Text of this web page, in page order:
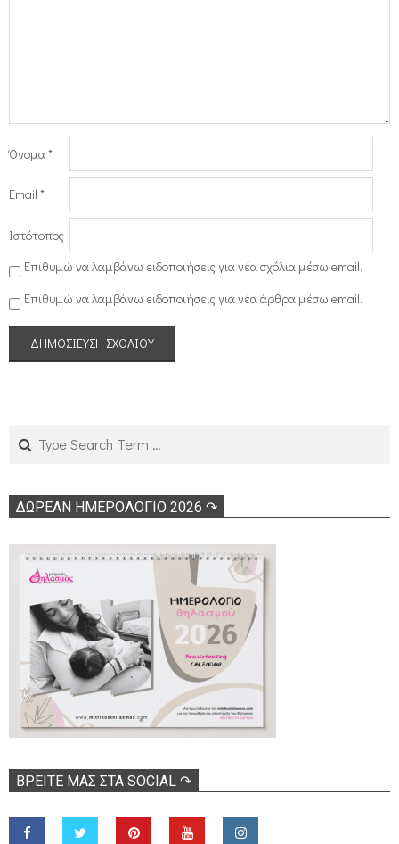
Όνομα *
Email *
Ιστότοπος
Επιθυμώ να λαμβάνω ειδοποιήσεις για νέα σχόλια μέσω email.
Επιθυμώ να λαμβάνω ειδοποιήσεις για νέα άρθρα μέσω email.
ΔΩΡΕΑΝ ΗΜΕΡΟΛΟΓΙΟ 2026 ↷
ΒΡΕΊΤΕ ΜΑΣ ΣΤΑ SOCIAL ↷